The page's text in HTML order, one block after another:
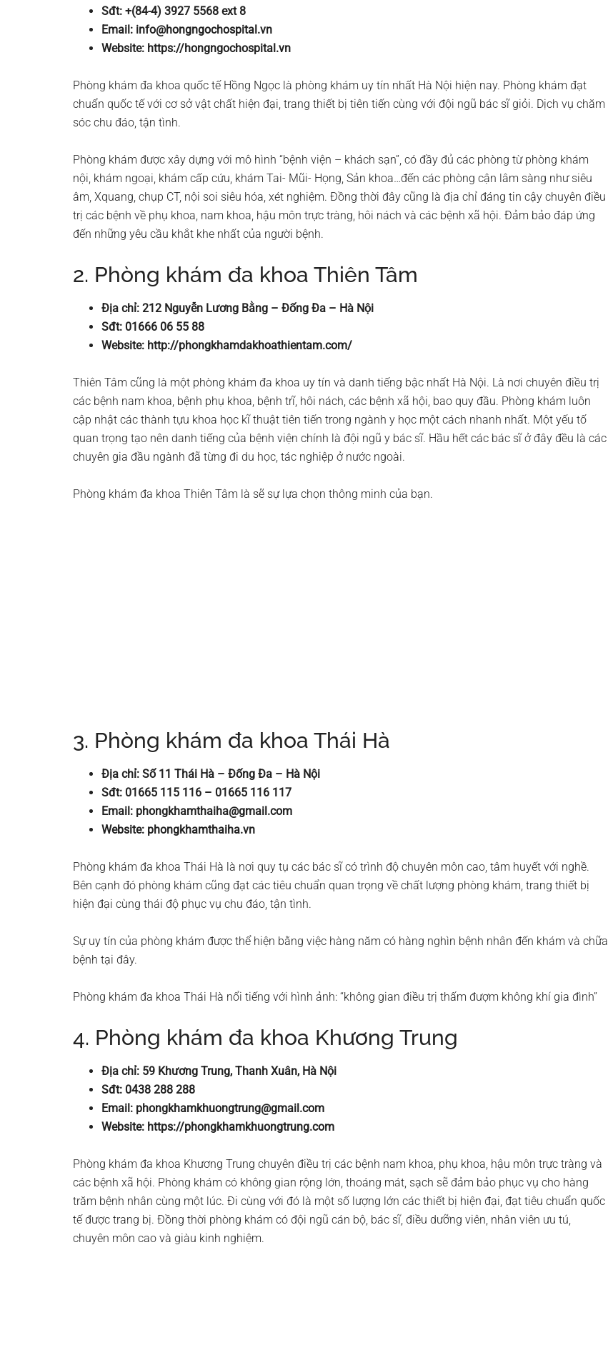
Sđt: +(84-4) 3927 5568 ext 8
Email: info@hongngochospital.vn
Website: https://hongngochospital.vn
Phòng khám đa khoa quốc tế Hồng Ngọc là phòng khám uy tín nhất Hà Nội hiện nay. Phòng khám đạt
chuẩn quốc tế với cơ sở vật chất hiện đại, trang thiết bị tiên tiến cùng với đội ngũ bác sĩ giỏi. Dịch vụ chăm
sóc chu đáo, tận tình.
Phòng khám được xây dựng với mô hình “bệnh viện – khách sạn”, có đầy đủ các phòng từ phòng khám
nội, khám ngoại, khám cấp cứu, khám Tai- Mũi- Họng, Sản khoa…đến các phòng cận lâm sàng như siêu
âm, Xquang, chụp CT, nội soi siêu hóa, xét nghiệm. Đồng thời đây cũng là địa chỉ đáng tin cậy chuyên điều
trị các bệnh về phụ khoa, nam khoa, hậu môn trực tràng, hôi nách và các bệnh xã hội. Đảm bảo đáp ứng
đến những yêu cầu khắt khe nhất của người bệnh.
2. Phòng khám đa khoa Thiên Tâm
Địa chỉ: 212 Nguyễn Lương Bằng – Đống Đa – Hà Nội
Sđt: 01666 06 55 88
Website: http://phongkhamdakhoathientam.com/
Thiên Tâm cũng là một phòng khám đa khoa uy tín và danh tiếng bậc nhất Hà Nội. Là nơi chuyên điều trị
các bệnh nam khoa, bệnh phụ khoa, bệnh trĩ, hôi nách, các bệnh xã hội, bao quy đầu. Phòng khám luôn
cập nhật các thành tựu khoa học kĩ thuật tiên tiến trong ngành y học một cách nhanh nhất. Một yếu tố
quan trọng tạo nên danh tiếng của bệnh viện chính là đội ngũ y bác sĩ. Hầu hết các bác sĩ ở đây đều là các
chuyên gia đầu ngành đã từng đi du học, tác nghiệp ở nước ngoài.
Phòng khám đa khoa Thiên Tâm là sẽ sự lựa chọn thông minh của bạn.
3. Phòng khám đa khoa Thái Hà
Địa chỉ: Số 11 Thái Hà – Đống Đa – Hà Nội
Sđt: 01665 115 116 – 01665 116 117
Email: phongkhamthaiha@gmail.com
Website: phongkhamthaiha.vn
Phòng khám đa khoa Thái Hà là nơi quy tụ các bác sĩ có trình độ chuyên môn cao, tâm huyết với nghề.
Bên cạnh đó phòng khám cũng đạt các tiêu chuẩn quan trọng về chất lượng phòng khám, trang thiết bị
hiện đại cùng thái độ phục vụ chu đáo, tận tình.
Sự uy tín của phòng khám được thể hiện bằng việc hàng năm có hàng nghìn bệnh nhân đến khám và chữa
bệnh tại đây.
Phòng khám đa khoa Thái Hà nổi tiếng với hình ảnh: “không gian điều trị thấm đượm không khí gia đình”
4. Phòng khám đa khoa Khương Trung
Địa chỉ: 59 Khương Trung, Thanh Xuân, Hà Nội
Sđt: 0438 288 288
Email: phongkhamkhuongtrung@gmail.com
Website: https://phongkhamkhuongtrung.com
Phòng khám đa khoa Khương Trung chuyên điều trị các bệnh nam khoa, phụ khoa, hậu môn trực tràng và
các bệnh xã hội. Phòng khám có không gian rộng lớn, thoáng mát, sạch sẽ đảm bảo phục vụ cho hàng
trăm bệnh nhân cùng một lúc. Đi cùng với đó là một số lượng lớn các thiết bị hiện đại, đạt tiêu chuẩn quốc
tế được trang bị. Đồng thời phòng khám có đội ngũ cán bộ, bác sĩ, điều dưỡng viên, nhân viên ưu tú,
chuyên môn cao và giàu kinh nghiệm.